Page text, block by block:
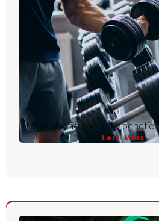
Musculação todo dia:
Leia Mais